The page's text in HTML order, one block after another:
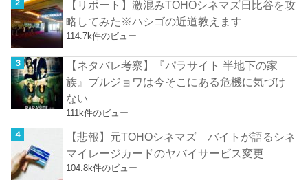
【リポート】激混みTOHOシネマズ日比谷を攻
略してみた※ハシゴの近道教えます
114.7k件のビュー
【ネタバレ考察】『パラサイト 半地下の家
族』ブルジョワは今そこにある危機に気づけ
ない
111k件のビュー
【悲報】元TOHOシネマズ バイトが語るシネ
マイレージカードのヤバイサービス変更
104.8k件のビュー